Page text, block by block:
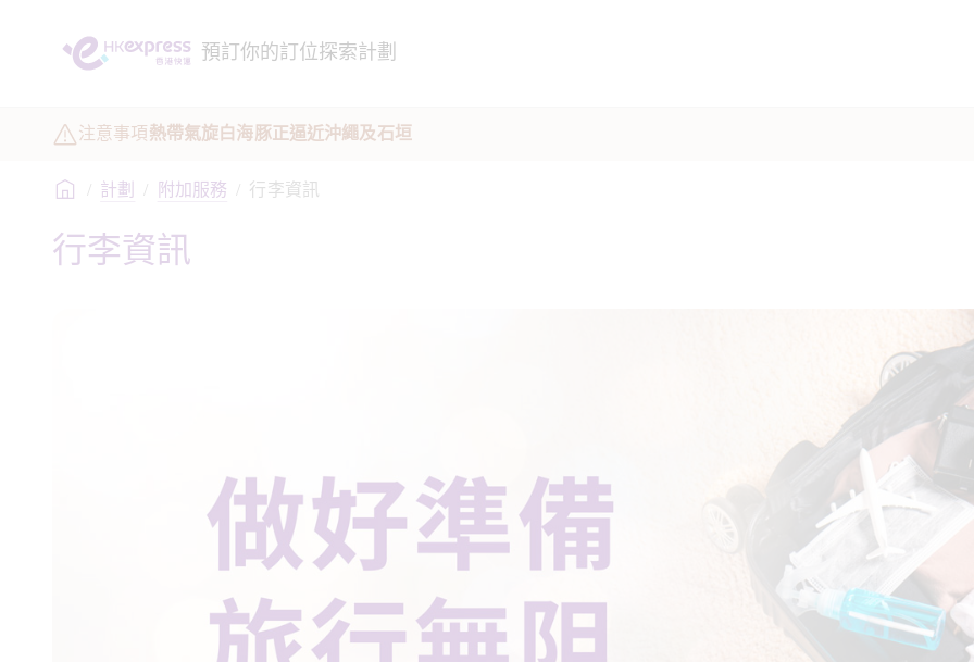
預訂你的訂位探索計劃
注意事項熱帶氣旋白海豚正逼近沖繩及石垣
/ 計劃 / 附加服務 / 行李資訊
行李資訊